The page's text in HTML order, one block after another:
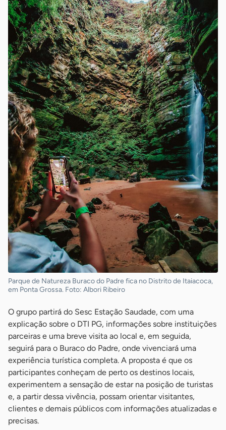
Parque de Natureza Buraco do Padre fica no Distrito de Itaiacoca,
em Ponta Grossa. Foto: Albori Ribeiro
O grupo partirá do Sesc Estação Saudade, com uma
explicação sobre o DTI PG, informações sobre instituições
parceiras e uma breve visita ao local e, em seguida,
seguirá para o Buraco do Padre, onde vivenciará uma
experiência turística completa. A proposta é que os
participantes conheçam de perto os destinos locais,
experimentem a sensação de estar na posição de turistas
e, a partir dessa vivência, possam orientar visitantes,
clientes e demais públicos com informações atualizadas e
precisas.